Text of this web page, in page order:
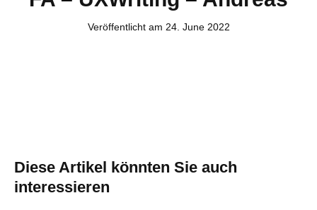
Veröffentlicht am 24. June 2022
Diese Artikel könnten Sie auch
interessieren
HN – Gymnasiumstraße 35
74072 Heilbronn